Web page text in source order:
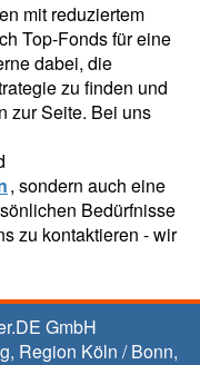
mit reduziertem
Top-Fonds für eine
dabei, die
zu finden und
zur Seite. Bei uns
, sondern auch eine
Bedürfnisse
zu kontaktieren - wir
GmbH
, Region Köln / Bonn,